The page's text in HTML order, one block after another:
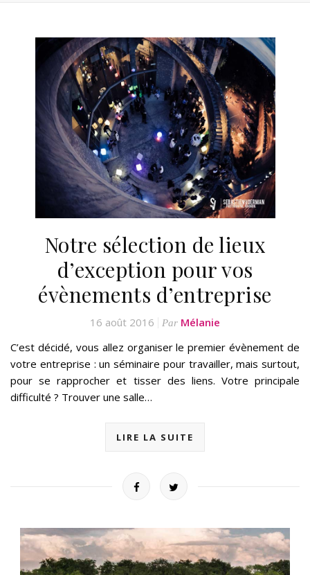
Notre sélection de lieux
d’exception pour vos
évènements d’entreprise
16 août 2016 Par Mélanie
C’est décidé, vous allez organiser le premier évènement de
votre entreprise : un séminaire pour travailler, mais surtout,
pour se rapprocher et tisser des liens. Votre principale
difficulté ? Trouver une salle…
LIRE LA SUITE